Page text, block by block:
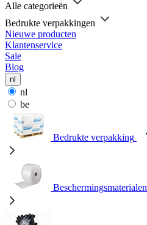
Alle categorieën
Bedrukte verpakkingen
Nieuwe producten
Klantenservice
Sale
Blog
nl
nl
be
Bedrukte verpakking
Beschermingsmaterialen